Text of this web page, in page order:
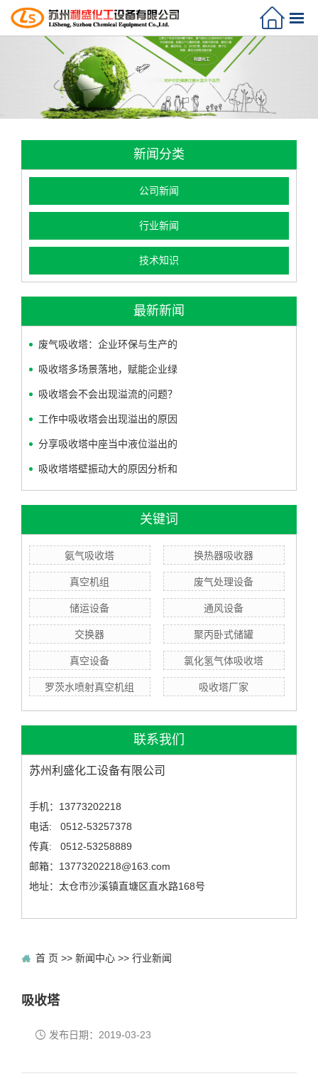
新闻分类
公司新闻
行业新闻
技术知识
最新新闻
废气吸收塔：企业环保与生产的
吸收塔多场景落地，赋能企业绿
吸收塔会不会出现溢流的问题？
工作中吸收塔会出现溢出的原因
分享吸收塔中座当中液位溢出的
吸收塔塔壁振动大的原因分析和
关键词
氨气吸收塔 换热器吸收器
真空机组 废气处理设备
储运设备 通风设备
交换器 聚丙卧式储罐
真空设备 氯化氢气体吸收塔
罗茨水喷射真空机组 吸收塔厂家
联系我们
苏州利盛化工设备有限公司
手机：13773202218
电话: 0512-53257378
传真: 0512-53258889
邮箱：13773202218@163.com
地址：太仓市沙溪镇直塘区直水路168号
首 页 >> 新闻中心 >> 行业新闻
吸收塔
发布日期： 2019-03-23